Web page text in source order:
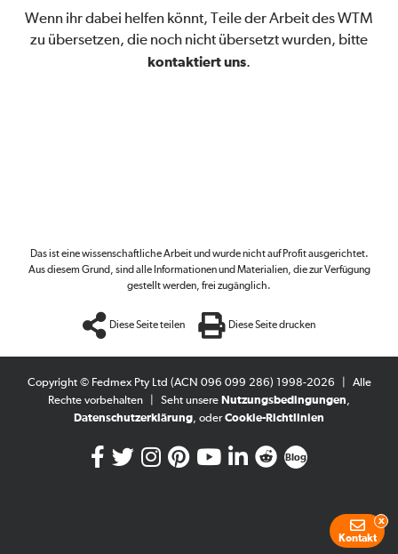
Wenn ihr dabei helfen könnt, Teile der Arbeit des WTM
zu übersetzen, die noch nicht übersetzt wurden, bitte
kontaktiert uns.
Das ist eine wissenschaftliche Arbeit und wurde nicht auf Profit ausgerichtet.
Aus diesem Grund, sind alle Informationen und Materialien, die zur Verfügung
gestellt werden, frei zugänglich.
Diese Seite teilen Diese Seite drucken
Copyright © Fedmex Pty Ltd (ACN 096 099 286) 1998-2026
Alle
Rechte vorbehalten
Seht unsere Nutzungsbedingungen,
Datenschutzerklärung, oderCookie-Richtlinien
Blog
Kontakt
x